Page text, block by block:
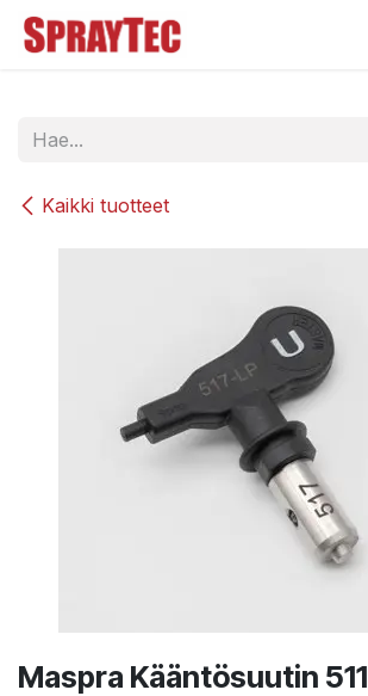
Siirry sisältöön
Kaikki tuotteet
Maspra Kääntösuutin 511